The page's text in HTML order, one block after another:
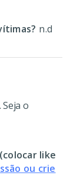
n.d
o
like
ou crie